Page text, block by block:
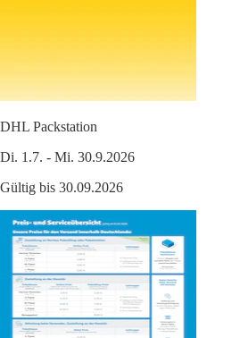
DHL Packstation
Di. 1.7. - Mi. 30.9.2026
Gültig bis 30.09.2026